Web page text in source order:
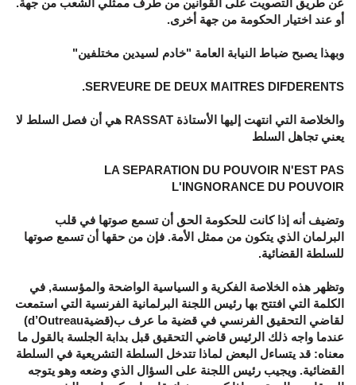
عن طريق التصويت على القوانين من طرف ممثلي الشعب من جهة.
أو عند اختيار الحكومة من جهة أخرى.
وبهذا يصبح ضباط النيابة العامة "خادم لسيدين مختلفين"
SERVEURE DE DEUX MAITRES DIFDERENTS.
والخلاصة التي انتهت إليها الأستاذة RASSAT هي أن فصل السلط لا
يعني تجاهل السلط
LA SEPARATION DU POUVOIR N'EST PAS
L'INGNORANCE DU POUVOIR
وتضيف أنه إذا كانت للحكومة الحق أن تسمع صوتها في قلب
البرلمان الذي يتكون من ممثل الأمة. فإن من حقها أن تسمع صوتها
للسلطة القضائية.
وتظهر هذه الخلاصة الفكرية و السياسية الواضحة والمؤسسة, في
الكلمة التي افتتح بها رئيس اللجنة البرلمانية الفرنسية التي استمعت
لقاضي التحقيق الفرنسي في قضية ما عرف ب(قضيةd’Outreau)
عندما واجه ذلك الرئيس قاضي التحقيق قبل بدابة الجلسة بالقول ما
معناه: قد يتساءل البعض لماذا تتدخل السلطة التشريعية في السلطة
القضائية. ويجيب رئيس اللجنة على السؤال الذي وضعه وهو يتوجه